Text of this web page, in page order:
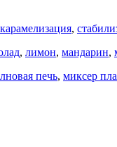
карамелизация,
, лимон, мандарин,
печь, миксер